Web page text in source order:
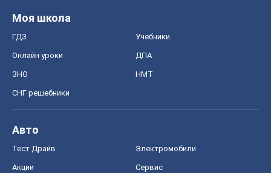
Моя школа
ГДЗ Учебники
Онлайн уроки ДПА
ЗНО НМТ
СНГ решебники
Авто
Тест Драйв Электромобили
Акции Сервис